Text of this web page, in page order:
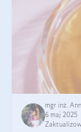
mgr inż.
6 maj 2025